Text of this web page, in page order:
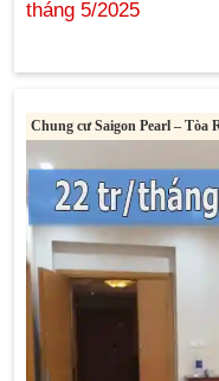
Chung cư Saigon Pearl – Tòa